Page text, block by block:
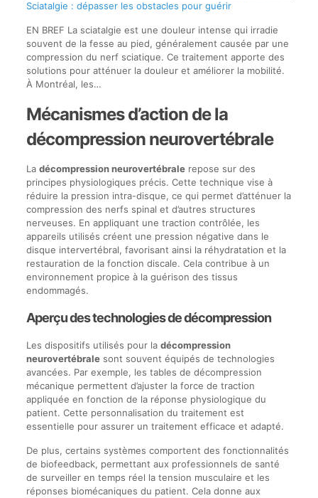
Sciatalgie : dépasser les obstacles pour guérir
EN BREF La sciatalgie est une douleur intense qui irradie
souvent de la fesse au pied, généralement causée par une
compression du nerf sciatique. Ce traitement apporte des
solutions pour atténuer la douleur et améliorer la mobilité.
À Montréal, les…
Mécanismes d’action de la
décompression neurovertébrale
La décompression neurovertébralerepose sur des
principes physiologiques précis. Cette technique vise à
réduire la pression intra-disque, ce qui permet d’atténuer la
compression des nerfs spinal et d’autres structures
nerveuses. En appliquant une traction contrôlée, les
appareils utilisés créent une pression négative dans le
disque intervertébral, favorisant ainsi la réhydratation et la
restauration de la fonction discale. Cela contribue à un
environnement propice à la guérison des tissus
endommagés.
Aperçu des technologies de décompression
Les dispositifs utilisés pour la décompression
neurovertébralesont souvent équipés de technologies
avancées. Par exemple, les tables de décompression
mécanique permettent d’ajuster la force de traction
appliquée en fonction de la réponse physiologique du
patient. Cette personnalisation du traitement est
essentielle pour assurer un traitement efficace et adapté.
De plus, certains systèmes comportent des fonctionnalités
de biofeedback, permettant aux professionnels de santé
de surveiller en temps réel la tension musculaire et les
réponses biomécaniques du patient. Cela donne aux